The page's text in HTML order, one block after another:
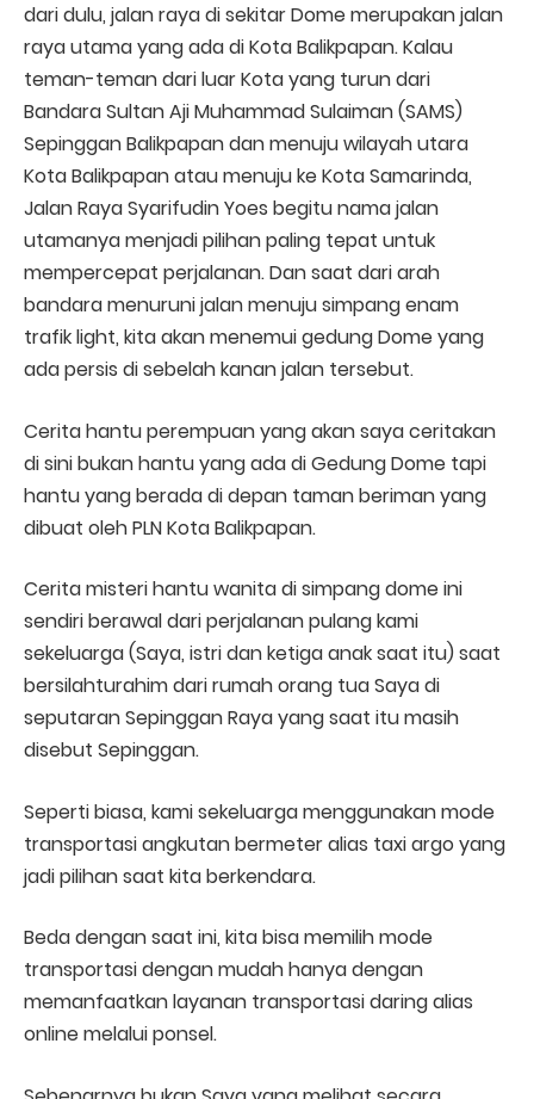
dari dulu, jalan raya di sekitar Dome merupakan jalan
raya utama yang ada di Kota Balikpapan. Kalau
teman-teman dari luar Kota yang turun dari
Bandara Sultan Aji Muhammad Sulaiman (SAMS)
Sepinggan Balikpapan dan menuju wilayah utara
Kota Balikpapan atau menuju ke Kota Samarinda,
Jalan Raya Syarifudin Yoes begitu nama jalan
utamanya menjadi pilihan paling tepat untuk
mempercepat perjalanan. Dan saat dari arah
bandara menuruni jalan menuju simpang enam
trafik light, kita akan menemui gedung Dome yang
ada persis di sebelah kanan jalan tersebut.
Cerita hantu perempuan yang akan saya ceritakan
di sini bukan hantu yang ada di Gedung Dome tapi
hantu yang berada di depan taman beriman yang
dibuat oleh PLN Kota Balikpapan.
Cerita misteri hantu wanita di simpang dome ini
sendiri berawal dari perjalanan pulang kami
sekeluarga (Saya, istri dan ketiga anak saat itu) saat
bersilahturahim dari rumah orang tua Saya di
seputaran Sepinggan Raya yang saat itu masih
disebut Sepinggan.
Seperti biasa, kami sekeluarga menggunakan mode
transportasi angkutan bermeter alias taxi argo yang
jadi pilihan saat kita berkendara.
Beda dengan saat ini, kita bisa memilih mode
transportasi dengan mudah hanya dengan
memanfaatkan layanan transportasi daring alias
online melalui ponsel.